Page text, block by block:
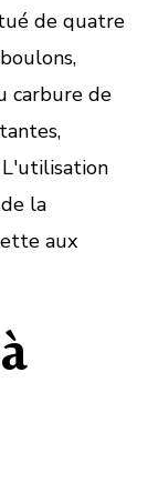
de quatre
carbure de
L'utilisation
la
aux